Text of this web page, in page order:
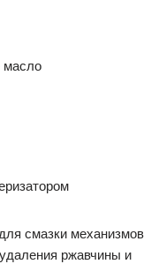
масло
смазки механизмов
ржавчины и